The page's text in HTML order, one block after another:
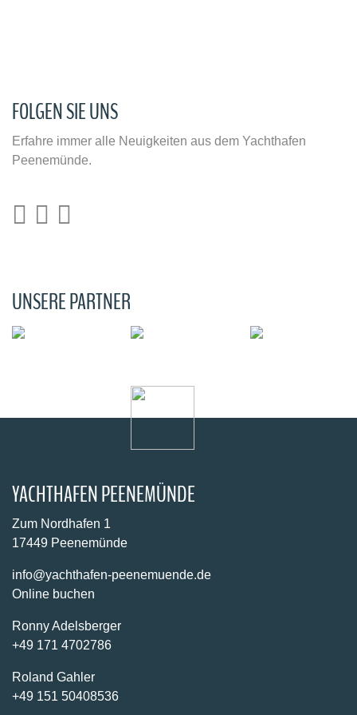
UNSERE PARTNER
YACHTHAFEN PEENEMÜNDE
Zum Nordhafen 1
Online buchen
Ronny Adelsberger
+49 171 4702786
Roland Gahler
+49 151 50408536
KOORDINATEN
GPS:
54° 9′ 2,360683″ N